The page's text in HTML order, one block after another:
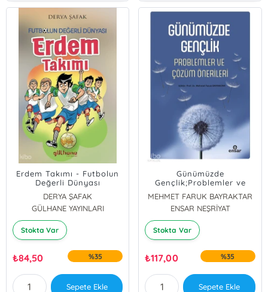
Erdem Takımı - Futbolun
Değerli Dünyası
DERYA ŞAFAK
GÜLHANE YAYINLARI
Stokta Var
₺84,50 %35
Sepete Ekle
Günümüzde
Gençlik;Problemler ve
MEHMET FARUK BAYRAKTAR
ENSAR NEŞRİYAT
Stokta Var
₺117,00 %35
Sepete Ekle